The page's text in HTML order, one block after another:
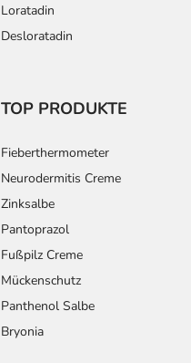
Loratadin
Desloratadin
TOP PRODUKTE
Fieberthermometer
Neurodermitis Creme
Zinksalbe
Pantoprazol
Fußpilz Creme
Mückenschutz
Panthenol Salbe
Bryonia